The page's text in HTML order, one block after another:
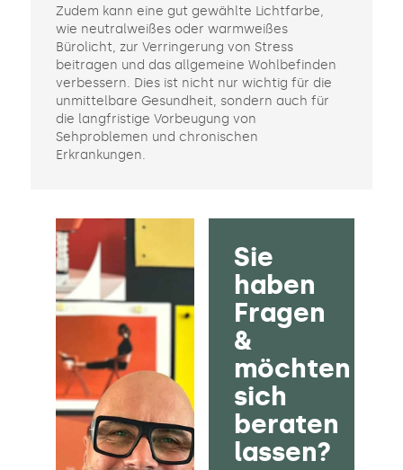
Zudem kann eine gut gewählte Lichtfarbe,
wie neutralweißes oder warmweißes
Bürolicht, zur Verringerung von Stress
beitragen und das allgemeine Wohlbefinden
verbessern. Dies ist nicht nur wichtig für die
unmittelbare Gesundheit, sondern auch für
die langfristige Vorbeugung von
Sehproblemen und chronischen
Erkrankungen.
Sie
haben
Fragen
&
möchten
sich
beraten
lassen?